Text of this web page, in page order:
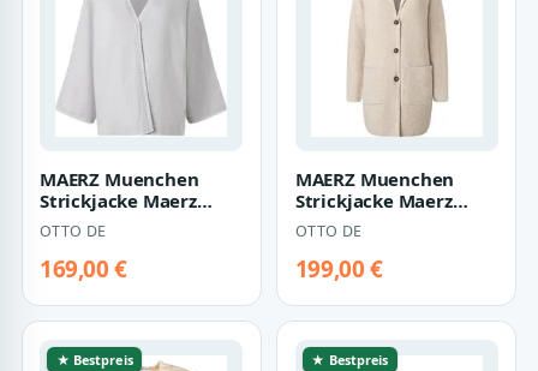
MAERZ Muenchen
Strickjacke Maerz
Muenchen 212001
Strickjacke Damen
Bek…
OTTO DE
169,00 €
MAERZ Muenchen
Strickjacke Maerz
Muenchen 212800
Strickjacke Damen
Bek…
OTTO DE
199,00 €
★ Bestpreis ★ Bestpreis